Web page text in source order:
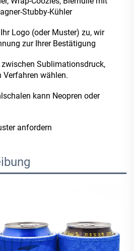
Stubby-Kühler
Logo (oder Muster) zu, wir
zur Ihrer Bestätigung
Sublimationsdruck,
Verfahren wählen.
kann Neopren oder
anfordern